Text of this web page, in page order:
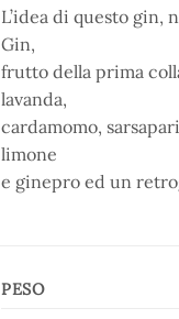
L’idea di questo gin,
Gin,
frutto della prima
lavanda,
cardamomo,
limone
e ginepro ed un
PESO